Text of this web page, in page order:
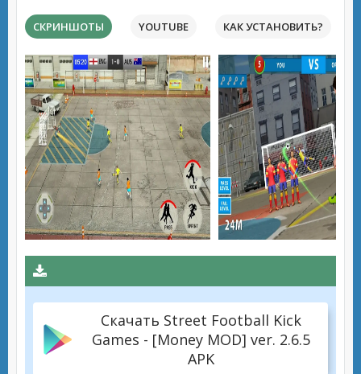
СКРИНШОТЫ YOUTUBE КАК УСТАНОВИТЬ?
Скачать Street Football Kick
Games - [Money MOD] ver. 2.6.5
APK